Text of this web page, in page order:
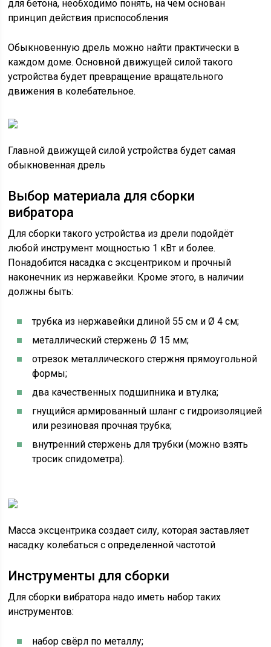
для бетона, необходимо понять, на чем основан
принцип действия приспособления
Обыкновенную дрель можно найти практически в
каждом доме. Основной движущей силой такого
устройства будет превращение вращательного
движения в колебательное.
Главной движущей силой устройства будет самая
обыкновенная дрель
Выбор материала для сборки
вибратора
Для сборки такого устройства из дрели подойдёт
любой инструмент мощностью 1 кВт и более.
Понадобится насадка с эксцентриком и прочный
наконечник из нержавейки. Кроме этого, в наличии
должны быть:
трубка из нержавейки длиной 55 см и Ø 4 см;
металлический стержень Ø 15 мм;
отрезок металлического стержня прямоугольной
формы;
два качественных подшипника и втулка;
гнущийся армированный шланг с гидроизоляцией
или резиновая прочная трубка;
внутренний стержень для трубки (можно взять
тросик спидометра).
Масса эксцентрика создает силу, которая заставляет
насадку колебаться с определенной частотой
Инструменты для сборки
Для сборки вибратора надо иметь набор таких
инструментов:
набор свёрл по металлу;